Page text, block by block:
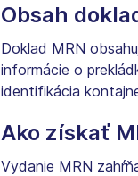
Obsah
Doklad MRN
informácie o
identifikácia
Ako získať
Vydanie MRN